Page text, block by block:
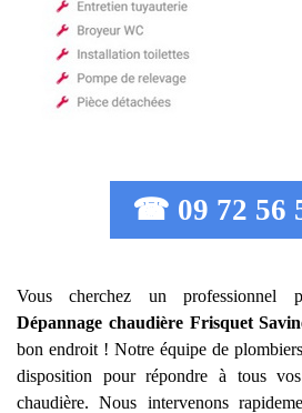
☎ 09 72 56
Vous cherchez un professionnel
Dépannage chaudière Frisquet
bon endroit ! Notre équipe de
disposition pour répondre à tous
chaudière. Nous intervenons